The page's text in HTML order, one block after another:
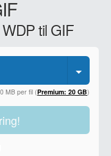
til GIF
MB per fil (Premium: 20 GB)